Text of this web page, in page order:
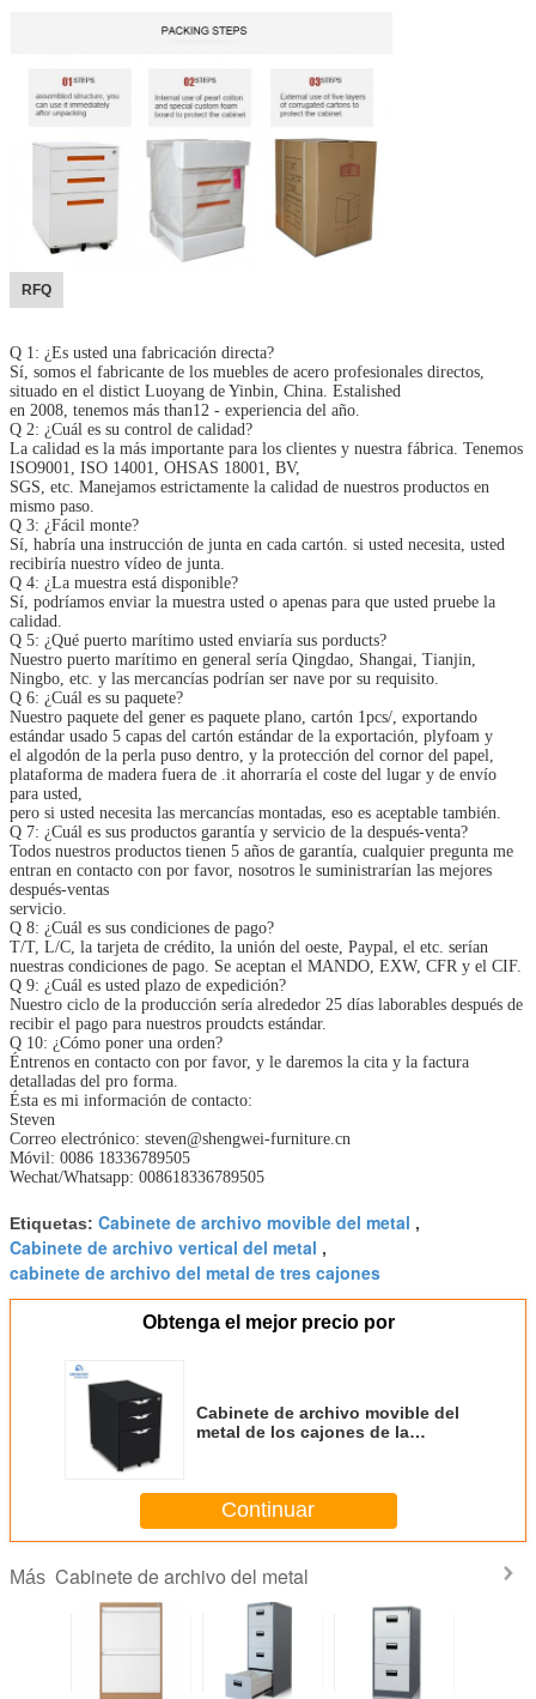
RFQ
Q 1: ¿Es usted una fabricación directa?
Sí, somos el fabricante de los muebles de acero profesionales directos,
situado en el distict Luoyang de Yinbin, China. Estalished
en 2008, tenemos más than12 - experiencia del año.
Q 2: ¿Cuál es su control de calidad?
La calidad es la más importante para los clientes y nuestra fábrica. Tenemos
ISO9001, ISO 14001, OHSAS 18001, BV,
SGS, etc. Manejamos estrictamente la calidad de nuestros productos en
mismo paso.
Q 3: ¿Fácil monte?
Sí, habría una instrucción de junta en cada cartón. si usted necesita, usted
recibiría nuestro vídeo de junta.
Q 4: ¿La muestra está disponible?
Sí, podríamos enviar la muestra usted o apenas para que usted pruebe la
calidad.
Q 5: ¿Qué puerto marítimo usted enviaría sus porducts?
Nuestro puerto marítimo en general sería Qingdao, Shangai, Tianjin,
Ningbo, etc. y las mercancías podrían ser nave por su requisito.
Q 6: ¿Cuál es su paquete?
Nuestro paquete del gener es paquete plano, cartón 1pcs/, exportando
estándar usado 5 capas del cartón estándar de la exportación, plyfoam y
el algodón de la perla puso dentro, y la protección del cornor del papel,
plataforma de madera fuera de .it ahorraría el coste del lugar y de envío
para usted,
pero si usted necesita las mercancías montadas, eso es aceptable también.
Q 7: ¿Cuál es sus productos garantía y servicio de la después-venta?
Todos nuestros productos tienen 5 años de garantía, cualquier pregunta me
entran en contacto con por favor, nosotros le suministrarían las mejores
después-ventas
servicio.
Q 8: ¿Cuál es sus condiciones de pago?
T/T, L/C, la tarjeta de crédito, la unión del oeste, Paypal, el etc. serían
nuestras condiciones de pago. Se aceptan el MANDO, EXW, CFR y el CIF.
Q 9: ¿Cuál es usted plazo de expedición?
Nuestro ciclo de la producción sería alrededor 25 días laborables después de
recibir el pago para nuestros proudcts estándar.
Q 10: ¿Cómo poner una orden?
Éntrenos en contacto con por favor, y le daremos la cita y la factura
detalladas del pro forma.
Ésta es mi información de contacto:
Steven
Correo electrónico: steven@shengwei-furniture.cn
Móvil: 0086 18336789505
Wechat/Whatsapp: 008618336789505
Etiquetas: Cabinete de archivo movible del metal ,
Cabinete de archivo vertical del metal ,
cabinete de archivo del metal de tres cajones
Obtenga el mejor precio por
Cabinete de archivo movible del
metal de los cajones de la
Continuar
Más Cabinete de archivo del metal